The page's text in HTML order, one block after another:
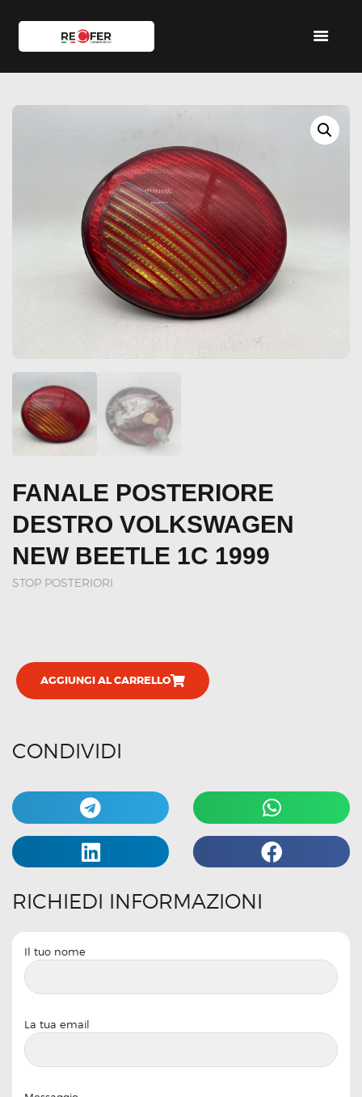
HOME
ACCOUNT
FANALE POSTERIORE
DESTRO VOLKSWAGEN
NEW BEETLE 1C 1999
STOP POSTERIORI
AGGIUNGI AL CARRELLO
CONDIVIDI
RICHIEDI INFORMAZIONI
Il tuo nome
La tua email